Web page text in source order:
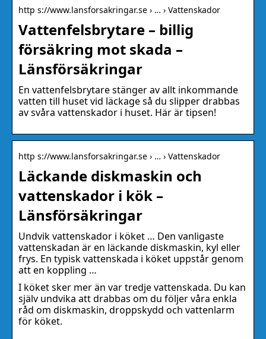
http s://www.lansforsakringar.se › … › Vattenskador
Vattenfelsbrytare – billig
försäkring mot skada –
Länsförsäkringar
En vattenfelsbrytare stänger av allt inkommande
vatten till huset vid läckage så du slipper drabbas
av svåra vattenskador i huset. Här är tipsen!
http s://www.lansforsakringar.se › … › Vattenskador
Läckande diskmaskin och
vattenskador i kök –
Länsförsäkringar
Undvik vattenskador i köket … Den vanligaste
vattenskadan är en läckande diskmaskin, kyl eller
frys. En typisk vattenskada i köket uppstår genom
att en koppling …
I köket sker mer än var tredje vattenskada. Du kan
själv undvika att drabbas om du följer våra enkla
råd om diskmaskin, droppskydd och vattenlarm
för köket.